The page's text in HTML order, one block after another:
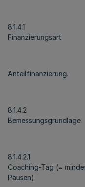
8.1.4.1
Finanzierungsart
Anteilfinanzierung.
8.1.4.2
Bemessungsgrundlage
8.1.4.2.1
Coaching-Tag (=
Pausen)